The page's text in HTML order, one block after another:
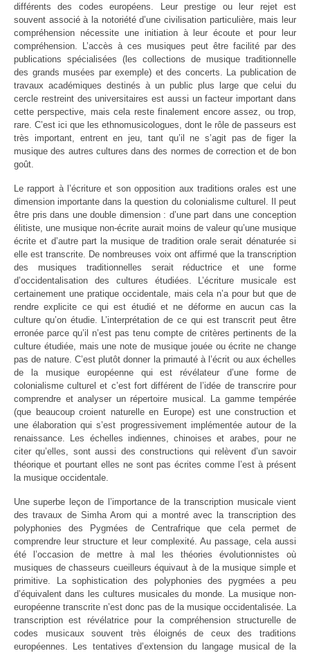
différents des codes européens. Leur prestige ou leur rejet est
souvent associé à la notoriété d’une civilisation particulière, mais leur
compréhension nécessite une initiation à leur écoute et pour leur
compréhension. L’accès à ces musiques peut être facilité par des
publications spécialisées (les collections de musique traditionnelle
des grands musées par exemple) et des concerts. La publication de
travaux académiques destinés à un public plus large que celui du
cercle restreint des universitaires est aussi un facteur important dans
cette perspective, mais cela reste finalement encore assez, ou trop,
rare. C’est ici que les ethnomusicologues, dont le rôle de passeurs est
très important, entrent en jeu, tant qu’il ne s’agit pas de figer la
musique des autres cultures dans des normes de correction et de bon
goût.
Le rapport à l’écriture et son opposition aux traditions orales est une
dimension importante dans la question du colonialisme culturel. Il peut
être pris dans une double dimension : d’une part dans une conception
élitiste, une musique non-écrite aurait moins de valeur qu’une musique
écrite et d’autre part la musique de tradition orale serait dénaturée si
elle est transcrite. De nombreuses voix ont affirmé que la transcription
des musiques traditionnelles serait réductrice et une forme
d’occidentalisation des cultures étudiées. L’écriture musicale est
certainement une pratique occidentale, mais cela n’a pour but que de
rendre explicite ce qui est étudié et ne déforme en aucun cas la
culture qu’on étudie. L’interprétation de ce qui est transcrit peut être
erronée parce qu’il n’est pas tenu compte de critères pertinents de la
culture étudiée, mais une note de musique jouée ou écrite ne change
pas de nature. C’est plutôt donner la primauté à l’écrit ou aux échelles
de la musique européenne qui est révélateur d’une forme de
colonialisme culturel et c’est fort différent de l’idée de transcrire pour
comprendre et analyser un répertoire musical. La gamme tempérée
(que beaucoup croient naturelle en Europe) est une construction et
une élaboration qui s’est progressivement implémentée autour de la
renaissance. Les échelles indiennes, chinoises et arabes, pour ne
citer qu’elles, sont aussi des constructions qui relèvent d’un savoir
théorique et pourtant elles ne sont pas écrites comme l’est à présent
la musique occidentale.
Une superbe leçon de l’importance de la transcription musicale vient
des travaux de Simha Arom qui a montré avec la transcription des
polyphonies des Pygmées de Centrafrique que cela permet de
comprendre leur structure et leur complexité. Au passage, cela aussi
été l’occasion de mettre à mal les théories évolutionnistes où
musiques de chasseurs cueilleurs équivaut à de la musique simple et
primitive. La sophistication des polyphonies des pygmées a peu
d’équivalent dans les cultures musicales du monde. La musique non-
européenne transcrite n’est donc pas de la musique occidentalisée. La
transcription est révélatrice pour la compréhension structurelle de
codes musicaux souvent très éloignés de ceux des traditions
européennes. Les tentatives d’extension du langage musical de la